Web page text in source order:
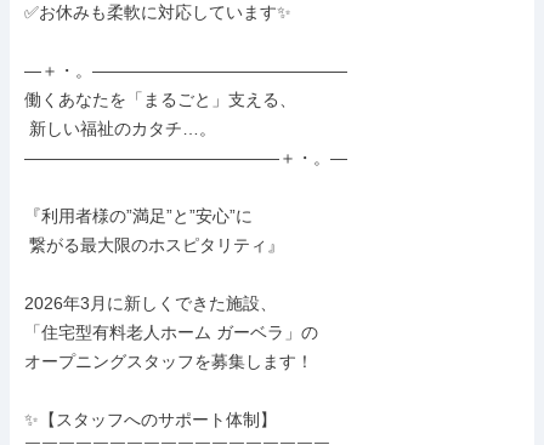
✅お休みも柔軟に対応しています✨
―＋・。―――――――――――――――
働くあなたを「まるごと」支える、
―――――――――――――――＋・。―
『利用者様の”満足”と”安心”に
2026年3月に新しくできた施設、
「住宅型有料老人ホーム ガーベラ」の
オープニングスタッフを募集します！
✨【スタッフへのサポート体制】